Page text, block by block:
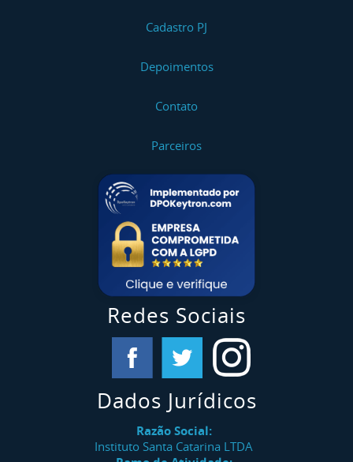
Cadastro PJ
Depoimentos
Contato
Parceiros
Redes Sociais
Dados Jurídicos
Razão Social:
Instituto Santa Catarina LTDA